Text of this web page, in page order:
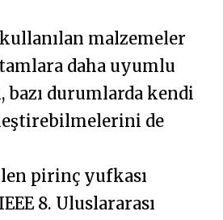
malzemeler
daha uyumlu
durumlarda kendi
de
pirinç yufkası
8. Uluslararası